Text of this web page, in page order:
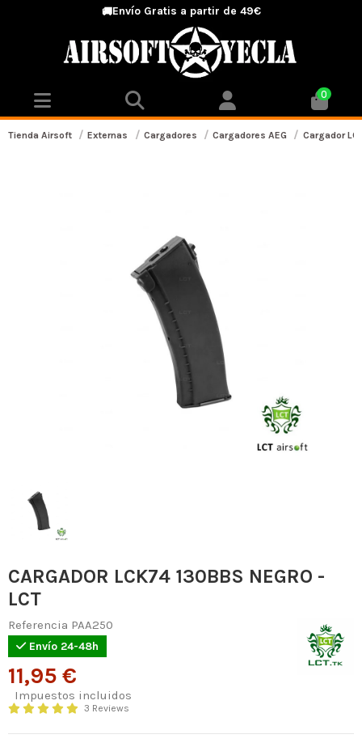
🚚Envío Gratis a partir de 49€
0
Tienda Airsoft Externas Cargadores Cargadores AEG Cargador
CARGADOR LCK74 130BBS NEGRO -
LCT
3 Reviews
Referencia PAA250
Envío 24-48h
11,95 €
Impuestos incluidos